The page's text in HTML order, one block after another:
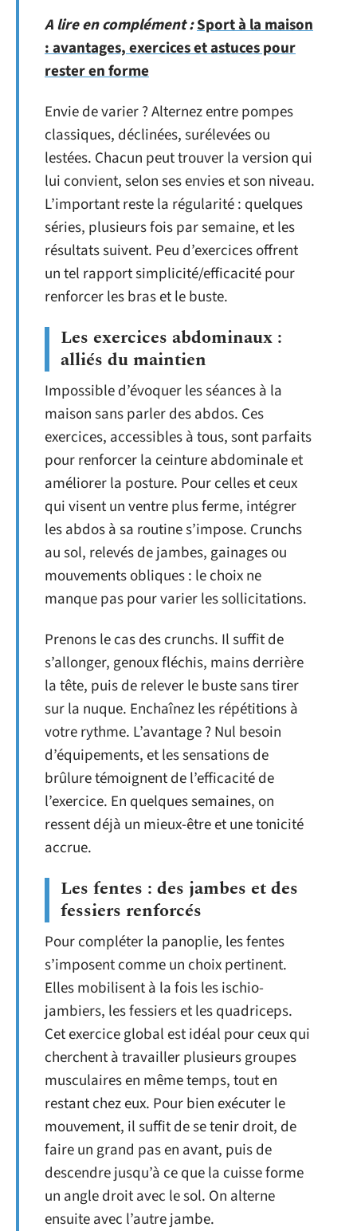
A lire en complément :Sport à la maison
: avantages, exercices et astuces pour
rester en forme
Envie de varier ? Alternez entre pompes
classiques, déclinées, surélevées ou
lestées. Chacun peut trouver la version qui
lui convient, selon ses envies et son niveau.
L’important reste la régularité : quelques
séries, plusieurs fois par semaine, et les
résultats suivent. Peu d’exercices offrent
un tel rapport simplicité/efficacité pour
renforcer les bras et le buste.
Les exercices abdominaux :
alliés du maintien
Impossible d’évoquer les séances à la
maison sans parler des abdos. Ces
exercices, accessibles à tous, sont parfaits
pour renforcer la ceinture abdominale et
améliorer la posture. Pour celles et ceux
qui visent un ventre plus ferme, intégrer
les abdos à sa routine s’impose. Crunchs
au sol, relevés de jambes, gainages ou
mouvements obliques : le choix ne
manque pas pour varier les sollicitations.
Prenons le cas des crunchs. Il suffit de
s’allonger, genoux fléchis, mains derrière
la tête, puis de relever le buste sans tirer
sur la nuque. Enchaînez les répétitions à
votre rythme. L’avantage ? Nul besoin
d’équipements, et les sensations de
brûlure témoignent de l’efficacité de
l’exercice. En quelques semaines, on
ressent déjà un mieux-être et une tonicité
accrue.
Les fentes : des jambes et des
fessiers renforcés
Pour compléter la panoplie, les fentes
s’imposent comme un choix pertinent.
Elles mobilisent à la fois les ischio-
jambiers, les fessiers et les quadriceps.
Cet exercice global est idéal pour ceux qui
cherchent à travailler plusieurs groupes
musculaires en même temps, tout en
restant chez eux. Pour bien exécuter le
mouvement, il suffit de se tenir droit, de
faire un grand pas en avant, puis de
descendre jusqu’à ce que la cuisse forme
un angle droit avec le sol. On alterne
ensuite avec l’autre jambe.